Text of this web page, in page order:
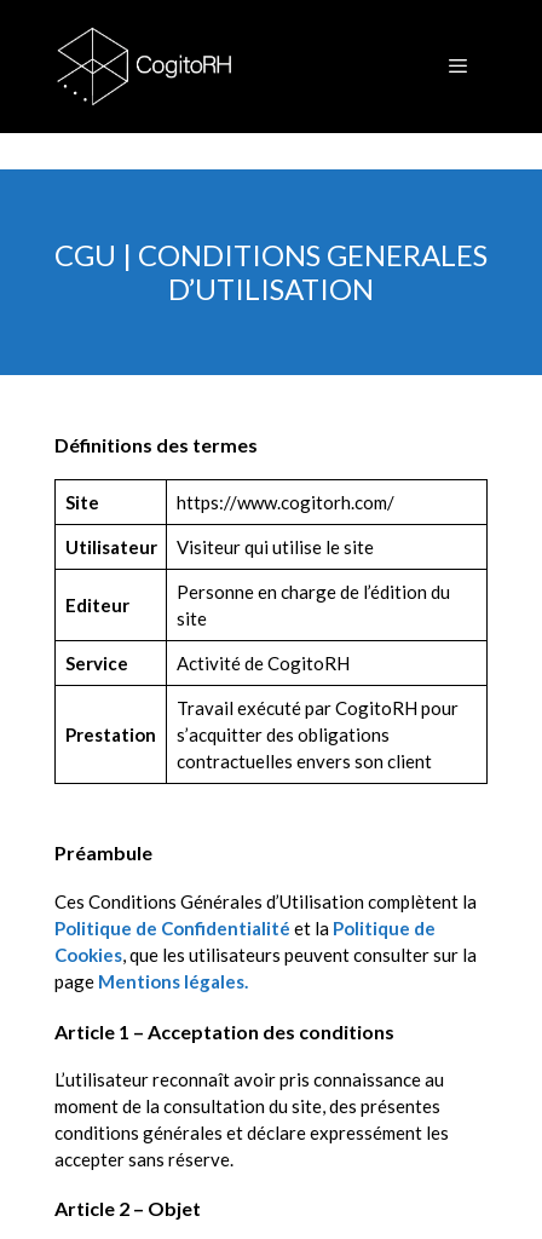
contenu
Menu
CGU | CONDITIONS GENERALES
D’UTILISATION
Définitions des termes
Site https://www.cogitorh.com/
Utilisateur Visiteur qui utilise le site
Editeur
Personne en charge de l’édition du
site
Service Activité de CogitoRH
Prestation
Travail exécuté par CogitoRH pour
s’acquitter des obligations
contractuelles envers son client
Préambule
Ces Conditions Générales d’Utilisation complètent la
Politique de Confidentialité et la Politique de
Cookies, que les utilisateurs peuvent consulter sur la
page Mentions légales.
Article 1 – Acceptation des conditions
L’utilisateur reconnaît avoir pris connaissance au
moment de la consultation du site, des présentes
conditions générales et déclare expressément les
accepter sans réserve.
Article 2 – Objet